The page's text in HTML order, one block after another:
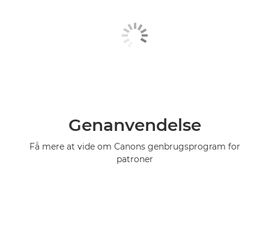
Genanvendelse
Få mere at vide om Canons genbrugsprogram for
patroner